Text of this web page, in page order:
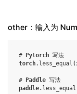
other：输入为
# Pytorch 写法
torch. less_equal (
# Paddle 写法
paddle. less_equal